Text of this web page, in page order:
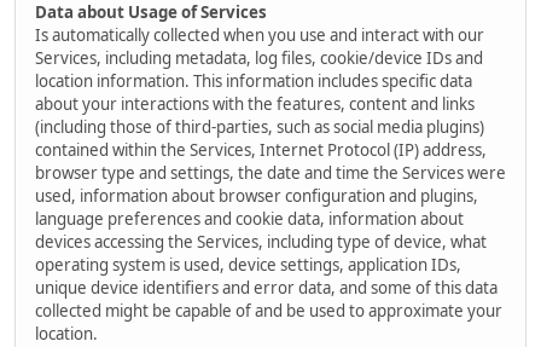
Data about Usage of Services
Is automatically collected when you use and interact with our
Services, including metadata, log files, cookie/device IDs and
location information. This information includes specific data
about your interactions with the features, content and links
(including those of third-parties, such as social media plugins)
contained within the Services, Internet Protocol (IP) address,
browser type and settings, the date and time the Services were
used, information about browser configuration and plugins,
language preferences and cookie data, information about
devices accessing the Services, including type of device, what
operating system is used, device settings, application IDs,
unique device identifiers and error data, and some of this data
collected might be capable of and be used to approximate your
location.